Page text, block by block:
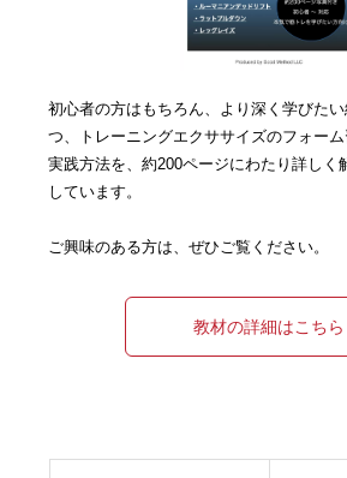
初心者の方はもちろん、より深く学びた
つ、トレーニングエクササイズのフォー
実践方法を、約200ページにわたり詳しく
しています。
ご興味のある方は、ぜひご覧ください。
教材の詳細はこちら